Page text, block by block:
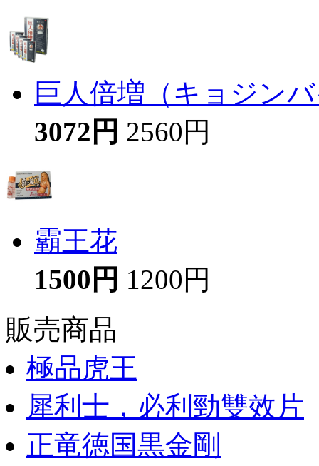
巨人倍増（キョジン
3072円 2560円
霸王花
1500円 1200円
販売商品
極品虎王
犀利士，必利勁雙效片
正竜徳国黒金剛